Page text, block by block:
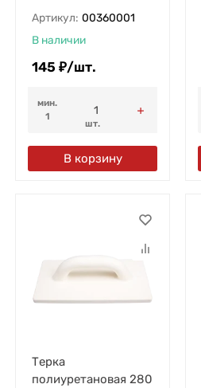
Артикул: 00360001
В наличии
145 ₽/шт.
мин.
1
шт.
В корзину
Терка
полиуретановая 280